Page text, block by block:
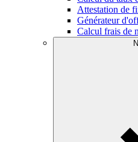
Attestation de
Générateur
Calcul frais de